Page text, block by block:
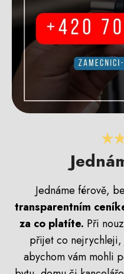
Jednáme férově,
transparentním
za co platíte. Při
přijet co
abychom vám mohli